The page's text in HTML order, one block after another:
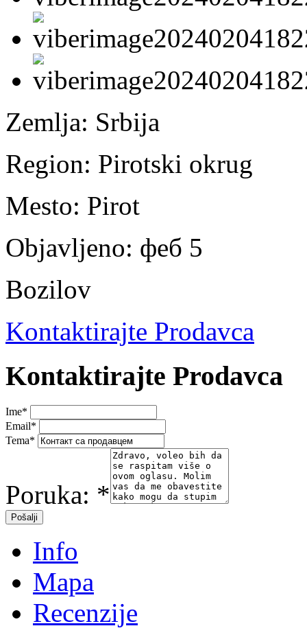
Zemlja: Srbija
Region: Pirotski okrug
Mesto: Pirot
Objavljeno: феб 5
Bozilov
Kontaktirajte Prodavca
Kontaktirajte Prodavca
Ime*
Email*
Tema*
Poruka: *
Info
Mapa
Recenzije